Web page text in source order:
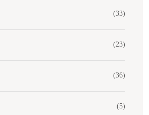
(33)
(23)
(36)
(5)